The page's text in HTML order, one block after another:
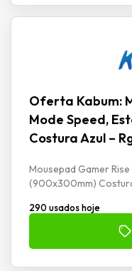
Oferta Kabum:
Mode Speed,
Costura Azul –
Mousepad Gamer
(900x300mm)
290 usados hoje